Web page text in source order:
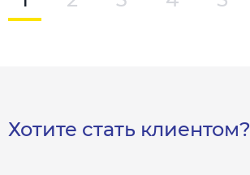
Хотите стать клиентом?